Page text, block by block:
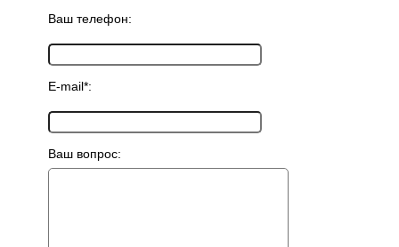
Ваш телефон:
E-mail*:
Ваш вопрос: